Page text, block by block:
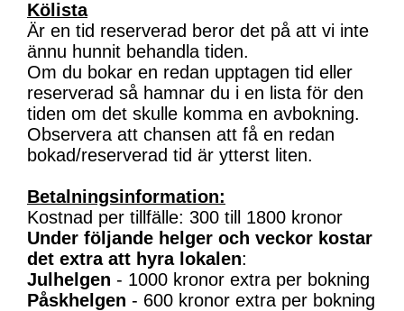
Kölista
Är en tid reserverad beror det på att vi inte
ännu hunnit behandla tiden.
Om du bokar en redan upptagen tid eller
reserverad så hamnar du i en lista för den
tiden om det skulle komma en avbokning.
Observera att chansen att få en redan
bokad/reserverad tid är ytterst liten.
Betalningsinformation:
Kostnad per tillfälle: 300 till 1800 kronor
Under följande helger och veckor kostar
det extra att hyra lokalen:
Julhelgen - 1000 kronor extra per bokning
Påskhelgen - 600 kronor extra per bokning